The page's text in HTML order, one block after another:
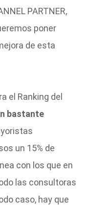
PARTNER,
poner
de esta
el Ranking del
bastante
un 15% de
con los que en
las consultoras
caso, hay que